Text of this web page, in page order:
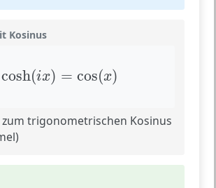
Kosinus
cosh(ix) = cos(x)
cosh(ix cos(x)
zum trigonometrischen Kosinus